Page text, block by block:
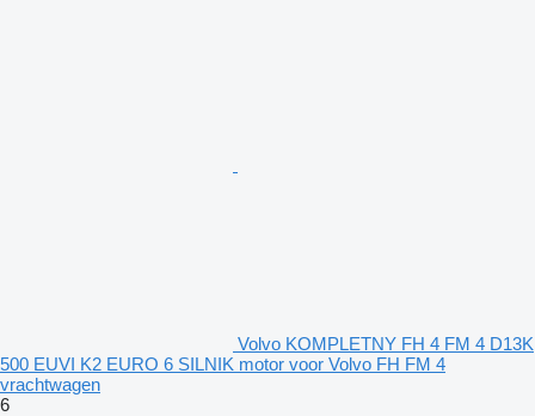
Volvo KOMPLETNY FH 4 FM 4 D13K
500 EUVI K2 EURO 6 SILNIK motor voor Volvo FH FM 4
vrachtwagen
6